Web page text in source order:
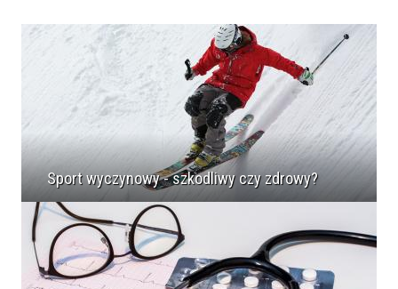
Sport wyczynowy - szkodliwy czy zdrowy?